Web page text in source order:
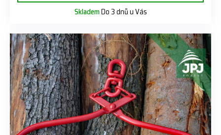
SklademDo 3 dnů u Vás